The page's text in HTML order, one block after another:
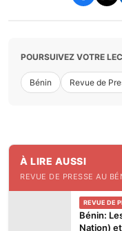
POURSUIVEZ VOTRE
Bénin Revue de
À LIRE AUSSI
REVUE DE PRESSE AU
REVUE DE
Bénin:
Nation)